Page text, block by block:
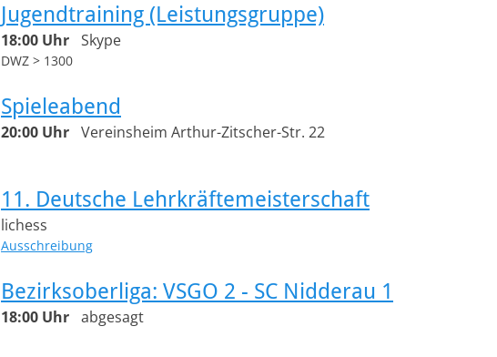
Jugendtraining (Leistungsgruppe)
18:00 Uhr Skype
DWZ > 1300
Spieleabend
20:00 Uhr Vereinsheim Arthur-Zitscher-Str. 22
11. Deutsche Lehrkräftemeisterschaft
lichess
Ausschreibung
Bezirksoberliga: VSGO 2 - SC Nidderau 1
18:00 Uhr abgesagt